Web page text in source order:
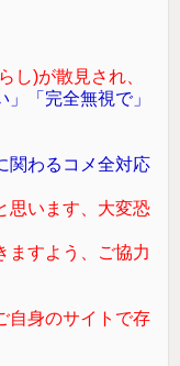
し)が散見され、
」「完全無視で」
関わるコメ全対応
思います、大変恐
ますよう、ご協力
自身のサイトで存